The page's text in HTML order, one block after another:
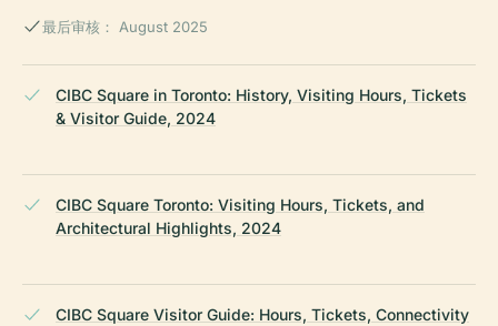
最后审核： August 2025
CIBC Square in Toronto: History, Visiting Hours, Tickets
& Visitor Guide, 2024
CIBC Square Toronto: Visiting Hours, Tickets, and
Architectural Highlights, 2024
CIBC Square Visitor Guide: Hours, Tickets, Connectivity